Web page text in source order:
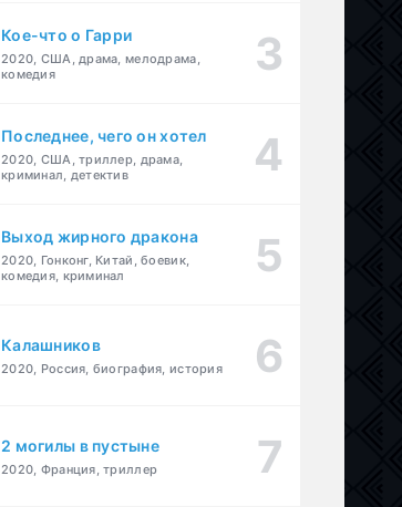
Кое-что о Гарри
2020, США, драма, мелодрама,
комедия
Последнее, чего он хотел
2020, США, триллер, драма,
криминал, детектив
Выход жирного дракона
2020, Гонконг, Китай, боевик,
комедия, криминал
Калашников
2020, Россия, биография, история
2 могилы в пустыне
2020, Франция, триллер